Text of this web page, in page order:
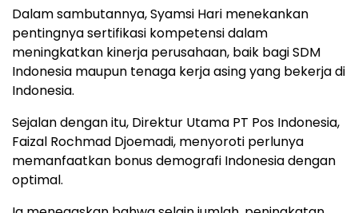
Dalam sambutannya, Syamsi Hari menekankan
pentingnya sertifikasi kompetensi dalam
meningkatkan kinerja perusahaan, baik bagi SDM
Indonesia maupun tenaga kerja asing yang bekerja di
Indonesia.
Sejalan dengan itu, Direktur Utama PT Pos Indonesia,
Faizal Rochmad Djoemadi, menyoroti perlunya
memanfaatkan bonus demografi Indonesia dengan
optimal.